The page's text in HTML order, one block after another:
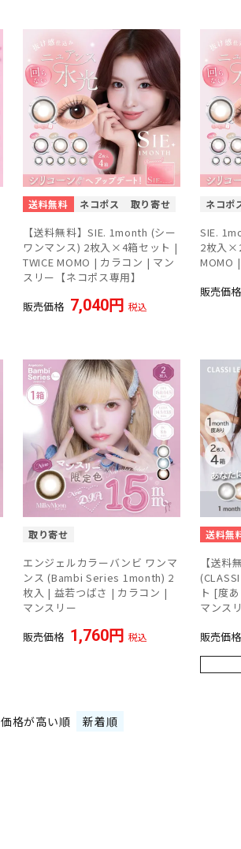
送料無料 ネコポス 取り寄せ
【送料無料】SIE. 1month (シー
ワンマンス) 2枚入×4箱セット |
TWICE MOMO | カラコン | マン
スリー【ネコポス専用】
販売価格 7,040 税込
ネコポ
SIE.
2枚入
MOMO
販売価格
取り寄せ
エンジェルカラーバンビ ワンマ
ンス (Bambi Series 1month) 2
枚入 | 益若つばさ | カラコン |
マンスリー
販売価格 1,760 税込
送料無
【送料
ト [度
マンス
販売価格
価格が高い順 新着順